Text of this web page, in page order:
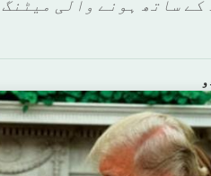
کے ساتھ ہونے والی